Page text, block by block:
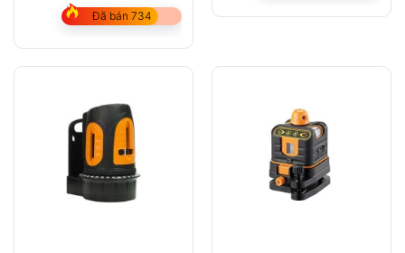
Đã bán 734